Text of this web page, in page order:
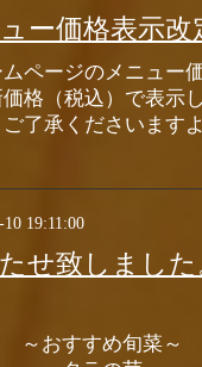
ー価格表示
ページのメニュー
価格（税込）で表示
了承くださいます
10 19:11:00
せ致しまし
～おすすめ旬菜～